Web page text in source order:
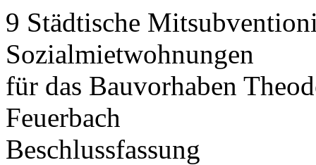
9 Städtische
Sozialmietwohnungen
für das Bauvorhaben
Feuerbach
Beschlussfassung